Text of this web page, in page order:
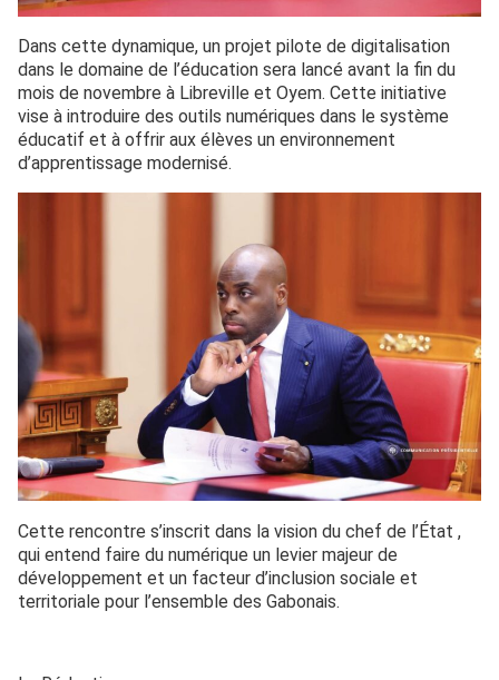
Dans cette dynamique, un projet pilote de digitalisation
dans le domaine de l’éducation sera lancé avant la fin du
mois de novembre à Libreville et Oyem. Cette initiative
vise à introduire des outils numériques dans le système
éducatif et à offrir aux élèves un environnement
d’apprentissage modernisé.
Cette rencontre s’inscrit dans la vision du chef de l’État ,
qui entend faire du numérique un levier majeur de
développement et un facteur d’inclusion sociale et
territoriale pour l’ensemble des Gabonais.